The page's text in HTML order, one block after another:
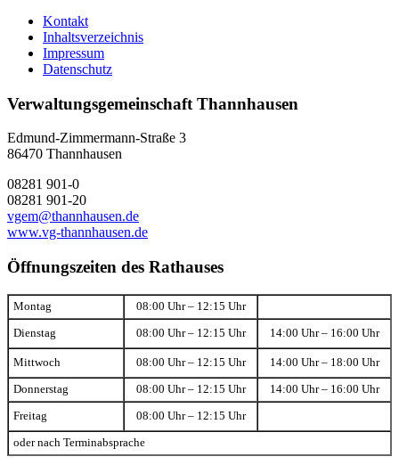
Kontakt
Inhaltsverzeichnis
Impressum
Datenschutz
Verwaltungsgemeinschaft Thannhausen
Edmund-Zimmermann-Straße 3
86470 Thannhausen
08281 901-0
08281 901-20
vgem@thannhausen.de
www.vg-thannhausen.de
Öffnungszeiten des Rathauses
Montag 08:00 Uhr – 12:15 Uhr
Dienstag 08:00 Uhr – 12:15 Uhr 14:00 Uhr – 16:00 Uhr
Mittwoch 08:00 Uhr – 12:15 Uhr 14:00 Uhr – 18:00 Uhr
Donnerstag 08:00 Uhr – 12:15 Uhr 14:00 Uhr – 16:00 Uhr
Freitag 08:00 Uhr – 12:15 Uhr
oder nach Terminabsprache